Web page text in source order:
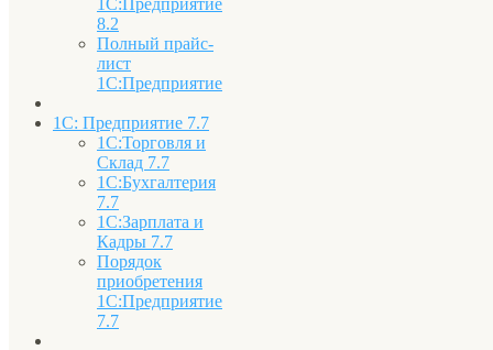
1С:Предприятие
8.2
Полный прайс-
лист
1С:Предприятие
1С: Предприятие 7.7
1С:Торговля и
Склад 7.7
1С:Бухгалтерия
7.7
1С:Зарплата и
Кадры 7.7
Порядок
приобретения
1С:Предприятие
7.7